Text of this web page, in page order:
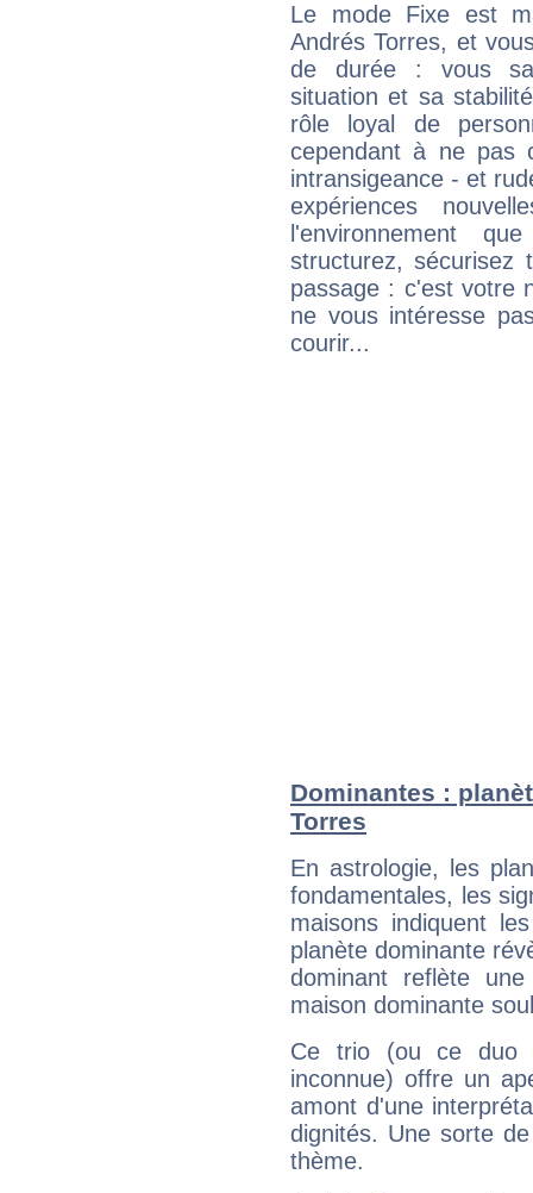
Le mode Fixe est
Andrés Torres, et
de durée : vous
situation et sa
rôle loyal de
cependant à ne pas
intransigeance - et
expériences
l'environnement
structurez, sécurisez
passage : c'est votre
ne vous intéresse
courir...
Dominantes :
Torres
En astrologie, les
fondamentales, les
maisons indiquent
planète dominante
dominant reflète
maison dominante
Ce trio (ou ce duo
inconnue) offre un
amont d'une
dignités. Une sorte
thème.